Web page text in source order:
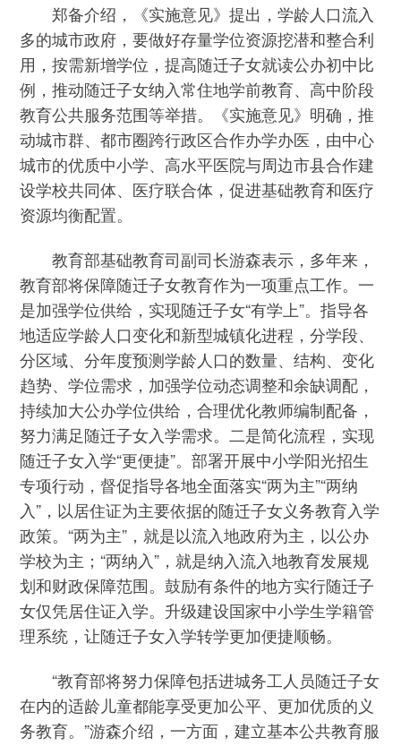
郑备介绍，《实施意见》提出，学龄人口流入
多的城市政府，要做好存量学位资源挖潜和整合利
用，按需新增学位，提高随迁子女就读公办初中比
例，推动随迁子女纳入常住地学前教育、高中阶段
教育公共服务范围等举措。《实施意见》明确，推
动城市群、都市圈跨行政区合作办学办医，由中心
城市的优质中小学、高水平医院与周边市县合作建
设学校共同体、医疗联合体，促进基础教育和医疗
资源均衡配置。
教育部基础教育司副司长游森表示，多年来，
教育部将保障随迁子女教育作为一项重点工作。一
是加强学位供给，实现随迁子女“有学上”。指导各
地适应学龄人口变化和新型城镇化进程，分学段、
分区域、分年度预测学龄人口的数量、结构、变化
趋势、学位需求，加强学位动态调整和余缺调配，
持续加大公办学位供给，合理优化教师编制配备，
努力满足随迁子女入学需求。二是简化流程，实现
随迁子女入学“更便捷”。部署开展中小学阳光招生
专项行动，督促指导各地全面落实“两为主”“两纳
入”，以居住证为主要依据的随迁子女义务教育入学
政策。“两为主”，就是以流入地政府为主，以公办
学校为主；“两纳入”，就是纳入流入地教育发展规
划和财政保障范围。鼓励有条件的地方实行随迁子
女仅凭居住证入学。升级建设国家中小学生学籍管
理系统，让随迁子女入学转学更加便捷顺畅。
“教育部将努力保障包括进城务工人员随迁子女
在内的适龄儿童都能享受更加公平、更加优质的义
务教育。”游森介绍，一方面，建立基本公共教育服